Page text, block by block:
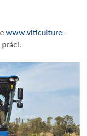
www.viticulture-